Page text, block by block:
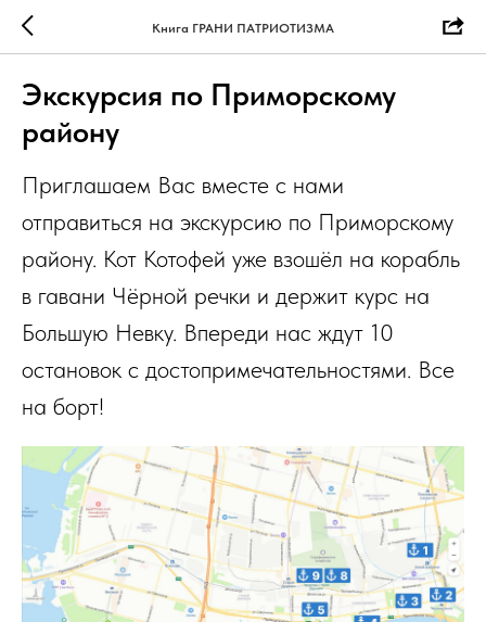
Книга ГРАНИ ПАТРИОТИЗМА
Экскурсия по Приморскому
району
Приглашаем Вас вместе с нами
отправиться на экскурсию по Приморскому
району. Кот Котофей уже взошёл на корабль
в гавани Чёрной речки и держит курс на
Большую Невку. Впереди нас ждут 10
остановок с достопримечательностями. Все
на борт!